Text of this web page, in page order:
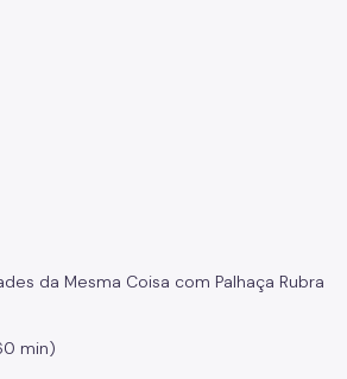
da Mesma Coisa com Palhaça Rubra
min)